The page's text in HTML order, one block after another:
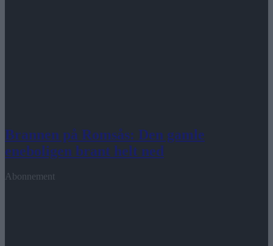
Brannen på Romsås: Den gamle
eneboligen brant helt ned
Abonnement